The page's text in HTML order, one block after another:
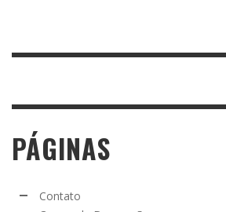
PÁGINAS
Contato